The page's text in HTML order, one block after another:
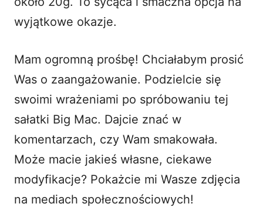
wyjątkowe okazje.
Mam ogromną prośbę! Chciałabym prosić
Was o zaangażowanie. Podzielcie się
swoimi wrażeniami po spróbowaniu tej
sałatki Big Mac. Dajcie znać w
komentarzach, czy Wam smakowała.
Może macie jakieś własne, ciekawe
modyfikacje? Pokażcie mi Wasze zdjęcia
na mediach społecznościowych!